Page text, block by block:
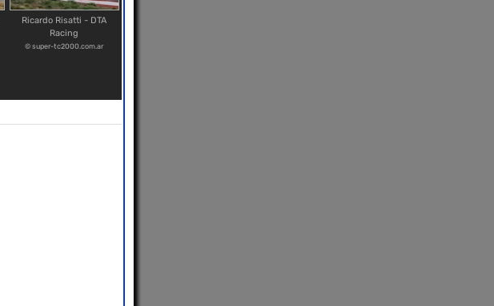
Ricardo Risatti - DTA
Racing
© super-tc2000.com.ar